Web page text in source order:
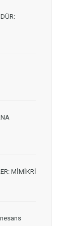
MİMİKRİ